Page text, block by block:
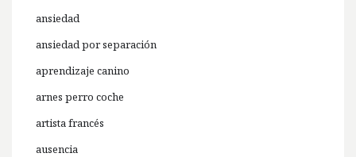
ansiedad
ansiedad por separación
aprendizaje canino
arnes perro coche
artista francés
ausencia